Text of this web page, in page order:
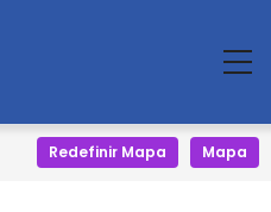
Redefinir Mapa Mapa